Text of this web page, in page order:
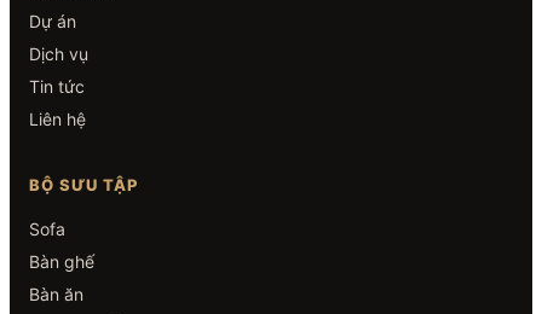
Dự án
Dịch vụ
Tin tức
Liên hệ
BỘ SƯU TẬP
Sofa
Bàn ghế
Bàn ăn